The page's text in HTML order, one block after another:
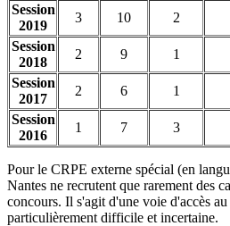
Session
2019
3 10 2
Session
2018
2 9 1
Session
2017
2 6 1
Session
2016
1 7 3
Pour le CRPE externe spécial (en
Nantes ne recrutent que rarement des
concours. Il s'agit d'une voie d'accès
particulièrement difficile et incertaine.